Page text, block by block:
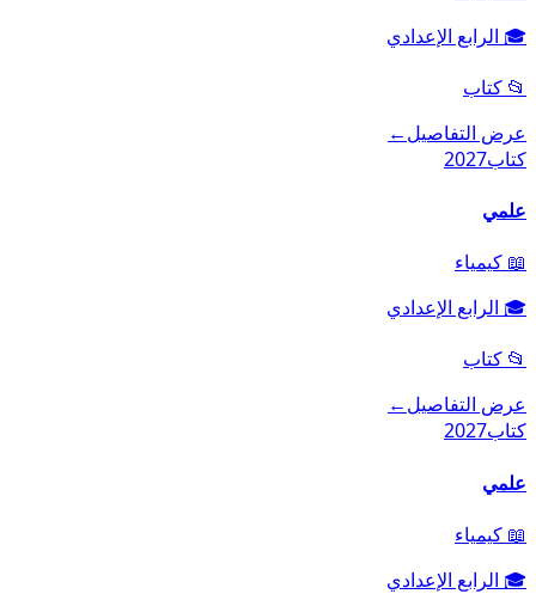
🎓 الرابع الإعدادي
📂 كتاب
عرض التفاصيل←
كتاب2027
علمي
📖 كيمياء
🎓 الرابع الإعدادي
📂 كتاب
عرض التفاصيل←
كتاب2027
علمي
📖 كيمياء
🎓 الرابع الإعدادي